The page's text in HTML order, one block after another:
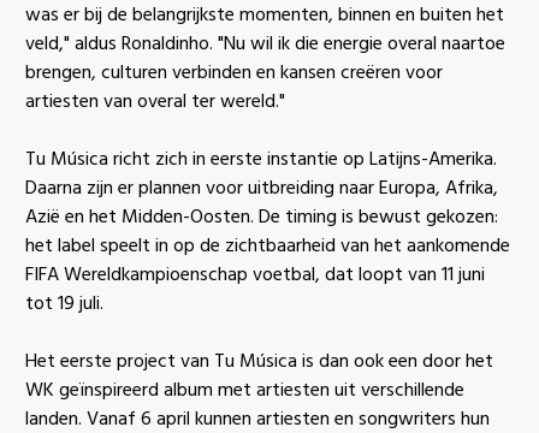
was er bij de belangrijkste momenten, binnen en buiten het
veld," aldus Ronaldinho. "Nu wil ik die energie overal naartoe
brengen, culturen verbinden en kansen creëren voor
artiesten van overal ter wereld."
Tu Música richt zich in eerste instantie op Latijns-Amerika.
Daarna zijn er plannen voor uitbreiding naar Europa, Afrika,
Azië en het Midden-Oosten. De timing is bewust gekozen:
het label speelt in op de zichtbaarheid van het aankomende
FIFA Wereldkampioenschap voetbal, dat loopt van 11 juni
tot 19 juli.
Het eerste project van Tu Música is dan ook een door het
WK geïnspireerd album met artiesten uit verschillende
landen. Vanaf 6 april kunnen artiesten en songwriters hun